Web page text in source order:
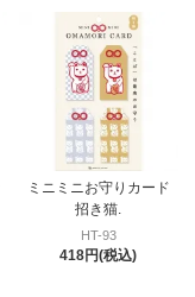
ミニミニお守りカード
招き猫.
HT-93
418円(税込)